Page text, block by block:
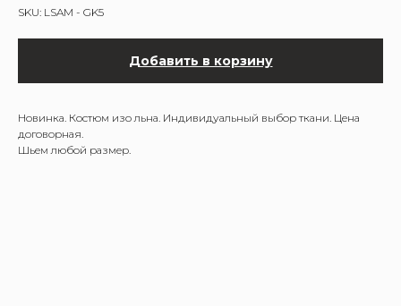
SKU: LSAM - GK5
Добавить в корзину
Новинка. Костюм изо льна. Индивидуальный выбор ткани. Цена
договорная.
Шьем любой размер.